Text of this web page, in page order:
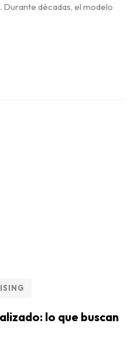
décadas, el modelo
lo que buscan